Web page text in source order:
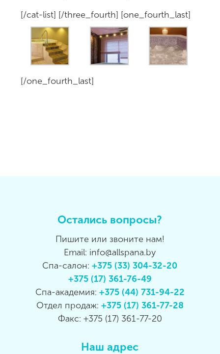
[/cat-list] [/three_fourth] [one_fourth_last]
[/one_fourth_last]
Остались вопросы?
Пишите или звоните нам!
Email: info@allspana.by
Спа-салон:+375 (33) 304-32-20
+375 (17) 361-76-49
Спа-академия: +375 (44) 731-94-22
Отдел продаж: +375 (17) 361-77-28
Факс: +375 (17) 361-77-20
Наш адрес